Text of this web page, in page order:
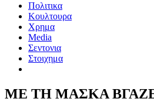
Πολιτικα
Κουλτουρα
Χρημα
Media
Σεντονια
Στοιχημα
ΜΕ ΤΗ ΜΑΣΚΑ